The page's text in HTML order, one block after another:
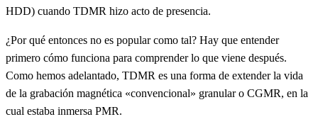
HDD) cuando TDMR hizo acto de presencia.
¿Por qué entonces no es popular como tal? Hay que entender
primero cómo funciona para comprender lo que viene después.
Como hemos adelantado, TDMR es una forma de extender la vida
de la grabación magnética «convencional» granular o CGMR, en la
cual estaba inmersa PMR.